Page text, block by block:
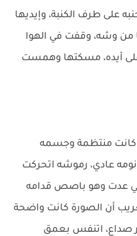
على طرف الكنبة، وإيديها
من وشه، وقفت في الهوا
أيده، مسكتها وهمست
كانت منتظمة وجسمه
عادي، رموشه اتحركت
عدت وهو باصص قدامه
أن الصورة كانت واضحة
صداع، اتنفس بعمق